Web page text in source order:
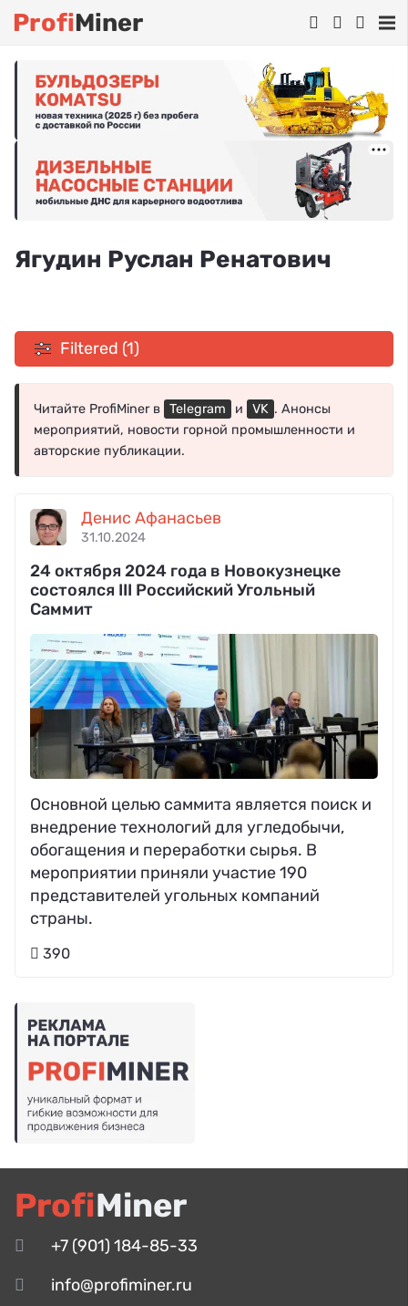
ProfiMiner
Ягудин Руслан Ренатович
Filtered (1)
Читайте ProfiMiner в Telegram и VK . Анонсы
мероприятий, новости горной промышленности и
авторские публикации.
Денис Афанасьев
31.10.2024
24 октября 2024 года в Новокузнецке
состоялся III Российский Угольный
Саммит
Основной целью саммита является поиск и
внедрение технологий для угледобычи,
обогащения и переработки сырья. В
мероприятии приняли участие 190
представителей угольных компаний
страны.
390
ProfiMiner
+7 (901) 184-85-33
info@profiminer.ru